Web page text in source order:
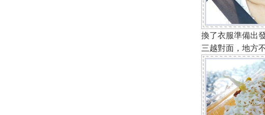
換了衣服準備出
三越對面，地方